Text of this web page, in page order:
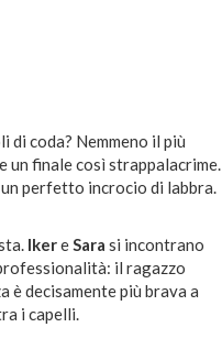
coda? Nemmeno il più
finale così strappalacrime.
perfetto incrocio di labbra.
IkereSara si incontrano
il ragazzo
è decisamente più brava a
i capelli.